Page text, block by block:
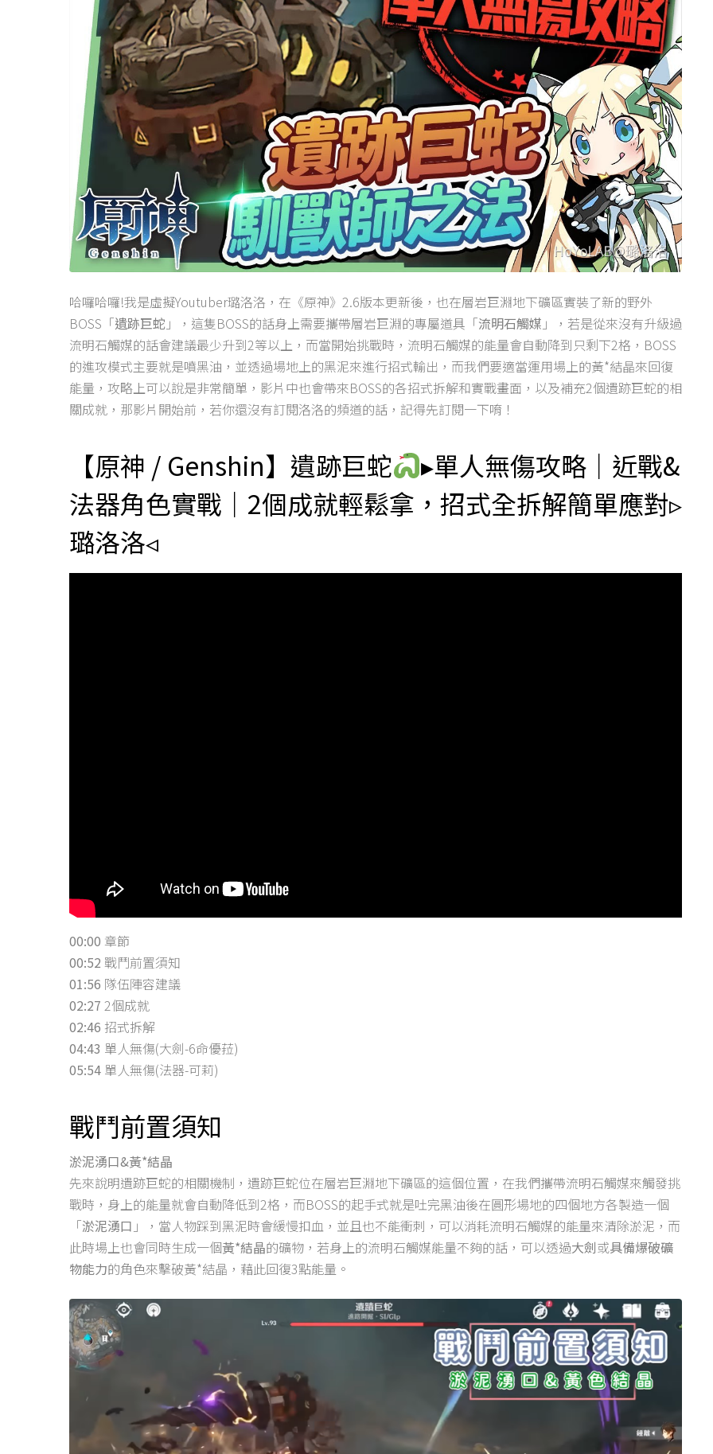
哈囉哈囉!我是虛擬Youtuber璐洛洛，在《原神》2.6版本更新後，也在層岩巨淵地下礦區實裝了新的野外
BOSS「遺跡巨蛇 」，這隻BOSS的話身上需要攜帶層岩巨淵的專屬道具「流明石觸媒 」，若是從來沒有升級過
流明石觸媒的話會建議最少升到2等以上，而當開始挑戰時，流明石觸媒的能量會自動降到只剩下2格，BOSS
的進攻模式主要就是噴黑油，並透過場地上的黑泥來進行招式輸出，而我們要適當運用場上的黃*結晶來回復
能量，攻略上可以說是非常簡單，影片中也會帶來BOSS的各招式拆解和實戰畫面，以及補充2個遺跡巨蛇的相
關成就，那影片開始前，若你還沒有訂閱洛洛的頻道的話，記得先訂閱一下唷！
【原神 / Genshin】遺跡巨蛇
▸單人無傷攻略｜近戰&
法器角色實戰｜2個成就輕鬆拿，招式全拆解簡單應對▹
璐洛洛◃
00:00 章節
00:52 戰鬥前置須知
01:56 隊伍陣容建議
02:27 2個成就
02:46 招式拆解
04:43 單人無傷(大劍-6命優菈)
05:54 單人無傷(法器-可莉)
戰鬥前置須知
淤泥湧口&黃*結晶
先來說明遺跡巨蛇的相關機制，遺跡巨蛇位在層岩巨淵地下礦區的這個位置，在我們攜帶流明石觸媒來觸發挑
戰時，身上的能量就會自動降低到2格，而BOSS的起手式就是吐完黑油後在圓形場地的四個地方各製造一個
「淤泥湧口 」，當人物踩到黑泥時會緩慢扣血，並且也不能衝刺，可以消耗流明石觸媒的能量來清除淤泥，而
此時場上也會同時生成一個黃*結晶的礦物，若身上的流明石觸媒能量不夠的話，可以透過大劍或具備爆破礦
物能力的角色來擊破黃*結晶，藉此回復3點能量。